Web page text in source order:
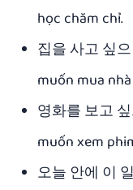
học chăm chỉ.
집을 사고 싶
muốn mua
영화를 보고
muốn xem
오늘 안에 이